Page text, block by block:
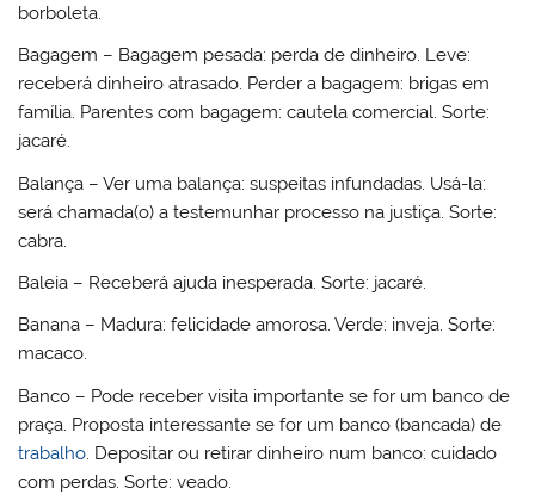
borboleta.
Bagagem – Bagagem pesada: perda de dinheiro. Leve:
receberá dinheiro atrasado. Perder a bagagem: brigas em
família. Parentes com bagagem: cautela comercial. Sorte:
jacaré.
Balança – Ver uma balança: suspeitas infundadas. Usá-la:
será chamada(o) a testemunhar processo na justiça. Sorte:
cabra.
Baleia – Receberá ajuda inesperada. Sorte: jacaré.
Banana – Madura: felicidade amorosa. Verde: inveja. Sorte:
macaco.
Banco – Pode receber visita importante se for um banco de
praça. Proposta interessante se for um banco (bancada) de
trabalho. Depositar ou retirar dinheiro num banco: cuidado
com perdas. Sorte: veado.